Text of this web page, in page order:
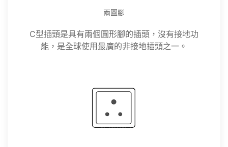
兩圓腳
C型插頭是具有兩個圓形腳的插頭，沒有接地功
能，是全球使用最廣的非接地插頭之一。